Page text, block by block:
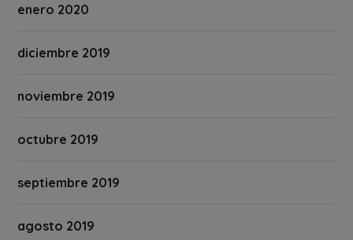
enero 2020
diciembre 2019
noviembre 2019
octubre 2019
septiembre 2019
agosto 2019